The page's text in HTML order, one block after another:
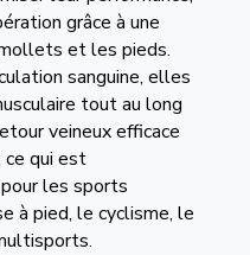
grâce à une
et les pieds.
sanguine, elles
tout au long
veineux efficace
ce qui est
les sports
à pied, le cyclisme, le